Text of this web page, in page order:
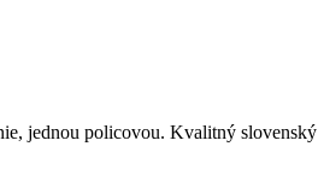
jednou policovou. Kvalitný